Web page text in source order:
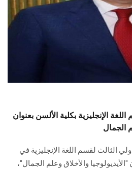
الإنجليزية بكلية الألسن بعنوان
الثالث لقسم اللغة الإنجليزية في
"الأيديولوجيا والأخلاق وعلم الجمال"،